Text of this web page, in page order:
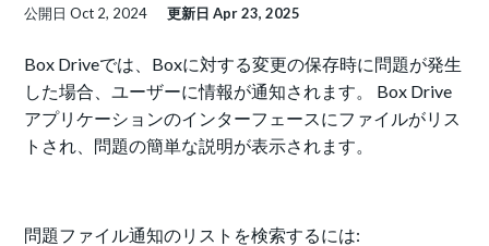
公開日Oct 2, 2024 更新日Apr 23, 2025
Box Driveでは、Boxに対する変更の保存時に問題が発生
した場合、ユーザーに情報が通知されます。 Box Drive
アプリケーションのインターフェースにファイルがリス
トされ、問題の簡単な説明が表示されます。
問題ファイル通知のリストを検索するには: